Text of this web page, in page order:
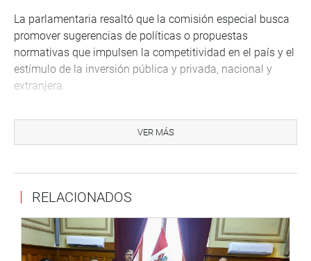
La parlamentaria resaltó que la comisión especial busca
promover sugerencias de políticas o propuestas
normativas que impulsen la competitividad en el país y el
estímulo de la inversión pública y privada, nacional y
extranjera.
fiscalización orientadas a visualizar la problemática y
propuestas de mejora para la inversión y al cierre de la
Así mismo, dijo que se busca ser agentes mediadores en
conflictos y barreras burocráticas que dificultan
posibilidades de inversión o ejecución de la misma en los
diferentes niveles de gobierno.
VER MÁS
RELACIONADOS